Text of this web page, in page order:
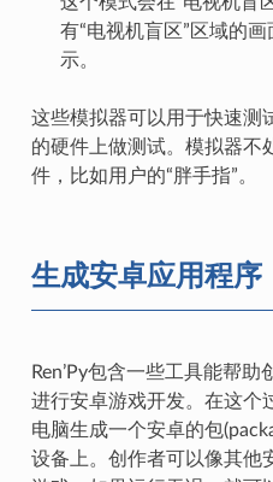
有“电视机盲区”区域的
示。
这些模拟器可以用于快速测
的硬件上做测试。模拟器不
件，比如用户的“胖手指”。
生成安卓应用程序
Ren’Py包含一些工具能帮
进行安卓游戏开发。在这个
电脑生成一个安卓的包
设备上。创作者可以像其他